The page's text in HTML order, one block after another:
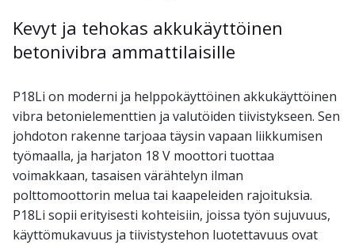
Kevyt ja tehokas akkukäyttöinen
betonivibra ammattilaisille
P18Li on moderni ja helppokäyttöinen akkukäyttöinen
vibra betonielementtien ja valutöiden tiivistykseen. Sen
johdoton rakenne tarjoaa täysin vapaan liikkumisen
työmaalla, ja harjaton 18 V moottori tuottaa
voimakkaan, tasaisen värähtelyn ilman
polttomoottorin melua tai kaapeleiden rajoituksia.
P18Li sopii erityisesti kohteisiin, joissa työn sujuvuus,
käyttömukavuus ja tiivistystehon luotettavuus ovat